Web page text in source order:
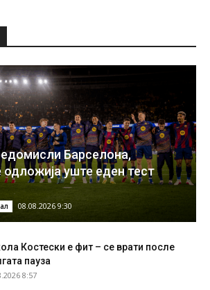
Барселона,
уште еден тест
08.08.2026 9:30
Костески е фит – се врати после
пауза
8:57